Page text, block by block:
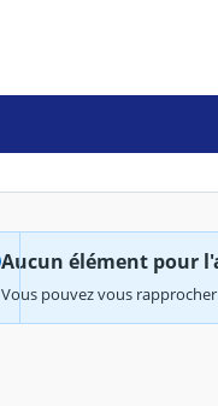
Aucun élément pour
Vous pouvez vous